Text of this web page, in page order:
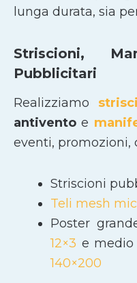
lunga durata, sia
Striscioni,
Pubblicitari
Realizziamo
antivento e
eventi, promozioni,
Striscioni
Teli mesh
Poster
12×3 e
140×200